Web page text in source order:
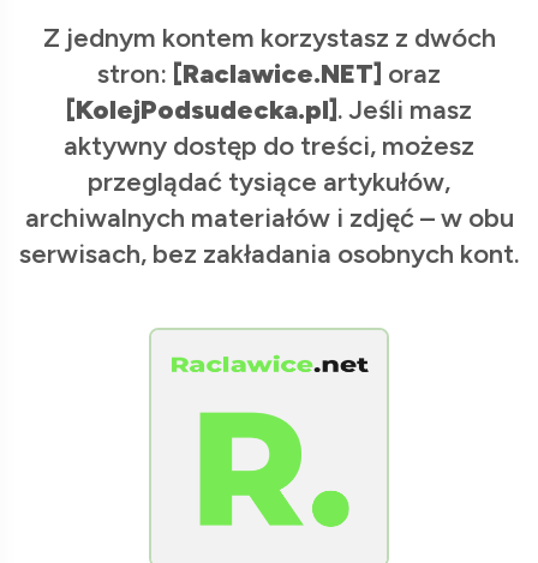
Z jednym kontem korzystasz z dwóch
stron: [Raclawice.NET] oraz
[KolejPodsudecka.pl]. Jeśli masz
aktywny dostęp do treści, możesz
przeglądać tysiące artykułów,
archiwalnych materiałów i zdjęć – w obu
serwisach, bez zakładania osobnych kont.